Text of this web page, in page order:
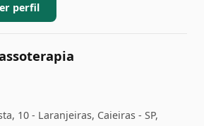
perfil
10 - Laranjeiras, Caieiras - SP,